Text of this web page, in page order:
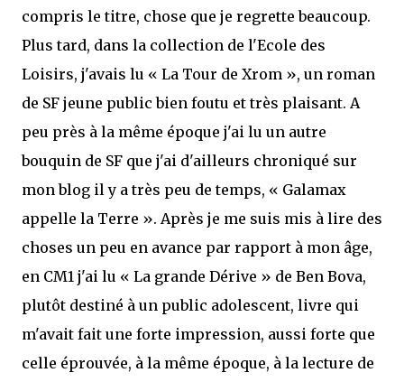
compris le titre, chose que je regrette beaucoup.
Plus tard, dans la collection de l'Ecole des
Loisirs, j'avais lu « La Tour de Xrom », un roman
de SF jeune public bien foutu et très plaisant. A
peu près à la même époque j'ai lu un autre
bouquin de SF que j'ai d'ailleurs chroniqué sur
mon blog il y a très peu de temps, « Galamax
appelle la Terre ». Après je me suis mis à lire des
choses un peu en avance par rapport à mon âge,
en CM1 j'ai lu « La grande Dérive » de Ben Bova,
plutôt destiné à un public adolescent, livre qui
m'avait fait une forte impression, aussi forte que
celle éprouvée, à la même époque, à la lecture de